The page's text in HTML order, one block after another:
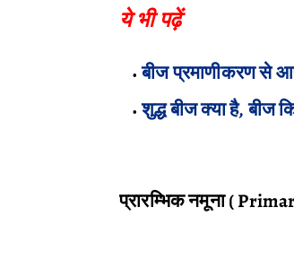
ये भी पढ़ें
बीज प्रमाणीकरण से
शुद्ध बीज क्या है, बीज
प्रारम्भिक नमूना (